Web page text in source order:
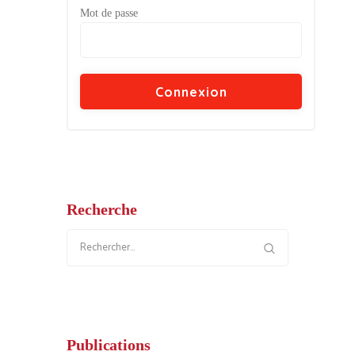
Mot de passe
Recherche
Publications